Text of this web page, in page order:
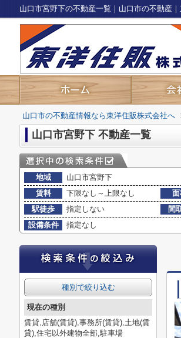
山口市宮野下の不動産一覧｜山口市の不動産
山口市の不動産情報なら東洋住販株式会社へ
山口市宮野下 不動産一覧
地域
山口市宮野下
賃料
下限なし～上限なし
駅徒歩
指定しない 間
設備条件
指定なし
種別で絞り込む
現在の種別
賃貸,店舗(賃貸),事務所(賃貸),土地(賃
貸),住宅以外建物全部,駐車場